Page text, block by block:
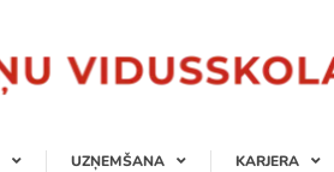
UZŅEMŠANA KARJERA